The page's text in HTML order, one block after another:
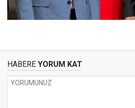
HABERE YORUM KAT